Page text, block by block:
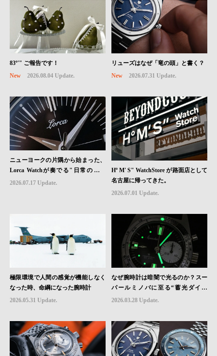
83º'" ご報告です！
New
2026.08.04 Update.
リューズはなぜ「竜の頭」と書く？
New
2026.07.31 Update.
ニューヨークの片隅から始まった、
Lorca Watchが奏でる"日常のロマ
ン"｜Brand Picks #08
2026.07.17 Update.
Hº M' S" WatchStore が路面店として
名古屋に帰ってきた。
2026.07.01 Update.
極限環境で人間の感覚が機能しなく
なった時、命綱になった腕時計
2026.05.31 Update.
なぜ腕時計は暗闇で光るのか？スー
パールミノバに至る“蓄光ダイヤ
ル”の進化と物語
2026.03.28 Update.